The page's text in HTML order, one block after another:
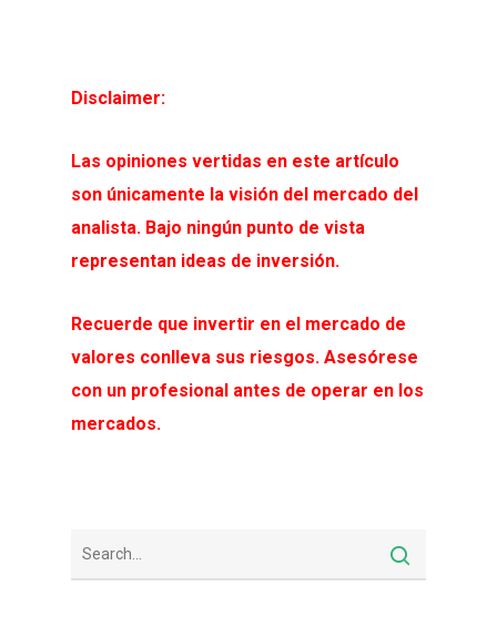
Disclaimer:
Las opiniones vertidas en este artículo
son únicamente la visión del mercado del
analista. Bajo ningún punto de vista
representan ideas de inversión.
Recuerde que invertir en el mercado de
valores conlleva sus riesgos. Asesórese
con un profesional antes de operar en los
mercados.